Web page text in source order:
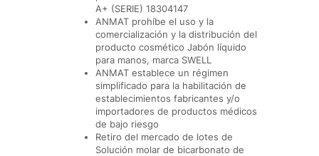
A+ (SERIE) 18304147
ANMAT prohíbe el uso y la
comercialización y la distribución del
producto cosmético Jabón líquido
para manos, marca SWELL
ANMAT establece un régimen
simplificado para la habilitación de
establecimientos fabricantes y/o
importadores de productos médicos
de bajo riesgo
Retiro del mercado de lotes de
Solución molar de bicarbonato de